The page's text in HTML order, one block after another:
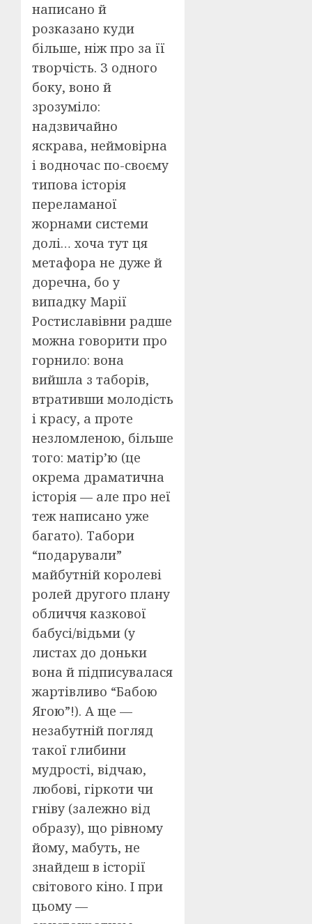
написано й
розказано куди
більше, ніж про за її
творчість. З одного
боку, воно й
зрозуміло:
надзвичайно
яскрава, неймовірна
і водночас по-своєму
типова історія
переламаної
жорнами системи
долі… хоча тут ця
метафора не дуже й
доречна, бо у
випадку Марії
Ростиславівни радше
можна говорити про
горнило: вона
вийшла з таборів,
втративши молодість
і красу, а проте
незломленою, більше
того: матір’ю (це
окрема драматична
історія — але про неї
теж написано уже
багато). Табори
“подарували”
майбутній королеві
ролей другого плану
обличчя казкової
бабусі/відьми (у
листах до доньки
вона й підписувалася
жартівливо “Бабою
Ягою”!). А ще —
незабутній погляд
такої глибини
мудрості, відчаю,
любові, гіркоти чи
гніву (залежно від
образу), що рівному
йому, мабуть, не
знайдеш в історії
світового кіно. І при
цьому —